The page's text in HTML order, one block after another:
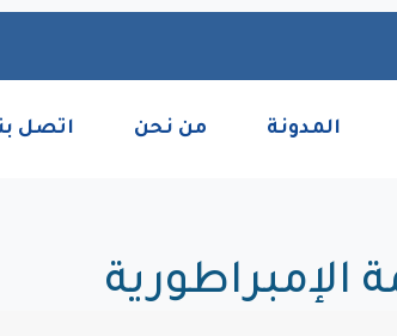
المدونة من نحن اتصل